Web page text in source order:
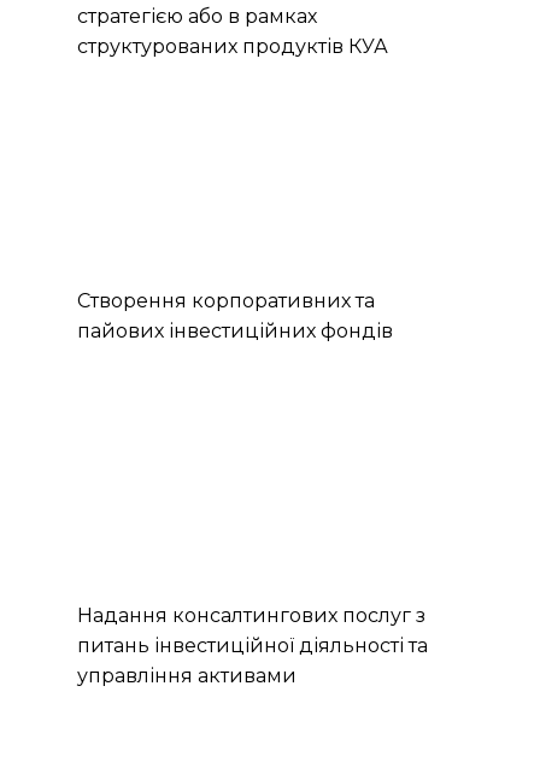
стратегією або в рамках
структурованих продуктів КУА
Створення корпоративних та
пайових інвестиційних фондів
Надання консалтингових послуг з
питань інвестиційної діяльності та
управління активами